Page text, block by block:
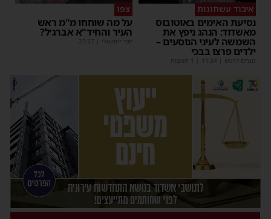
איבוד עשתונות
נסיעת האימים באוטובוס
מאשדוד: הנהג ניפץ את
השמשה לעיני הנוסעים –
ילדים פרצו בבכי
מנחם דויטש 11:34
צפו
על מה שוחחו מ"מ ראש
העיר והחיד"א אברג׳ל?
יוסי יחזקאלי 23:37